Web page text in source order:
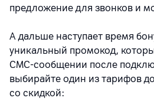
предложение для звонков и
А дальше наступает время
уникальный промокод,
СМС-сообщении после
выбирайте один из тарифов
со скидкой: